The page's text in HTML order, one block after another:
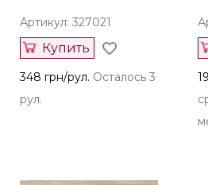
Артикул: 327021
Купить
348 грн/рул. Осталось 3
рул.